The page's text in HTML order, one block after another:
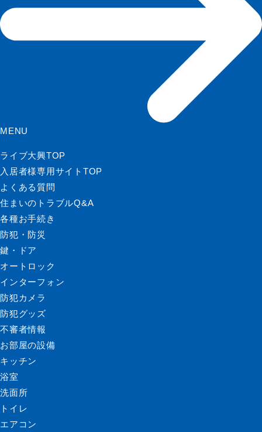
MENU
ライブ大興TOP
入居者様専用サイトTOP
よくある質問
住まいのトラブルQ&A
各種お手続き
防犯・防災
鍵・ドア
オートロック
インターフォン
防犯カメラ
防犯グッズ
不審者情報
お部屋の設備
キッチン
浴室
洗面所
トイレ
エアコン